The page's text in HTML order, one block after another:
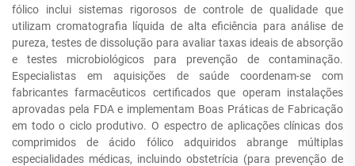
fólico inclui sistemas rigorosos de controle de qualidade que
utilizam cromatografia líquida de alta eficiência para análise de
pureza, testes de dissolução para avaliar taxas ideais de absorção
e testes microbiológicos para prevenção de contaminação.
Especialistas em aquisições de saúde coordenam-se com
fabricantes farmacêuticos certificados que operam instalações
aprovadas pela FDA e implementam Boas Práticas de Fabricação
em todo o ciclo produtivo. O espectro de aplicações clínicas dos
comprimidos de ácido fólico adquiridos abrange múltiplas
especialidades médicas, incluindo obstetrícia (para prevenção de